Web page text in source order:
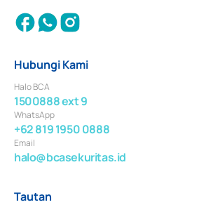
Hubungi Kami
Halo BCA
1500888 ext 9
WhatsApp
+62 819 1950 0888
Email
halo@bcasekuritas.id
Tautan